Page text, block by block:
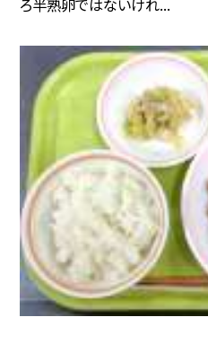
ろ半熟卵ではないけれ...